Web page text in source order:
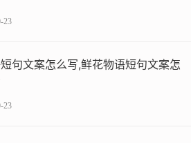
23
句文案怎么写,鲜花物语短句文案怎
23